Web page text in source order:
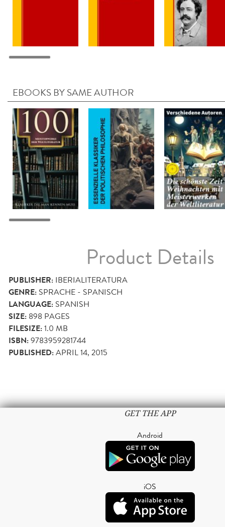
EBOOKS BY SAME AUTHOR
Product Details
PUBLISHER: IBERIALITERATURA
GENRE: SPRACHE - SPANISCH
LANGUAGE: SPANISH
SIZE: 898 PAGES
FILESIZE:1.0 MB
ISBN:9783959281744
PUBLISHED:APRIL 14, 2015
GET THE APP
Android
iOS